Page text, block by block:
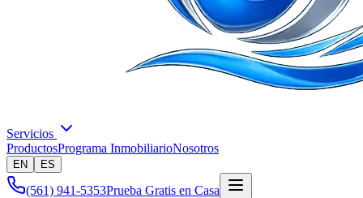
Servicios
ProductosPrograma InmobiliarioNosotros
EN ES
(561) 941-5353Prueba Gratis en Casa